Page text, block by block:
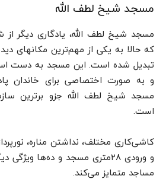
مسجد شیخ لطف الله
مسجد شیخ لطف الله، یادگاری دیگر
که حالا به یکی از مهم‌ترین مکانهای
تبدیل شده است. این مسجد به دست
و به صورت اختصاصی برای خاندان
مسجد شیخ لطف الله جزو برترین
است.
کاشی‌کاری مختلف، نداشتن مناره،
و ورودی ۲۸متری مسجد و ده‌ها
مساجد متمایز می‌کند.